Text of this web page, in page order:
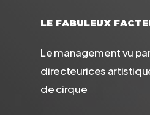
LE FABULEUX
Le management vu
directeurices
de cirque